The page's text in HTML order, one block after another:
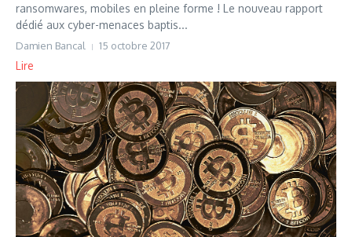
ransomwares, mobiles en pleine forme ! Le nouveau rapport
dédié aux cyber-menaces baptis...
Damien Bancal 15 octobre 2017
Lire